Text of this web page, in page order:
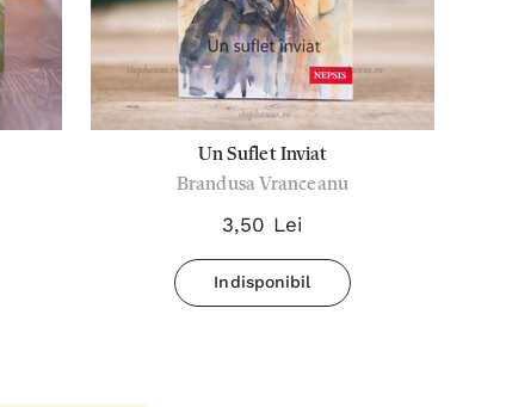
Un Suflet Inviat
Brandusa Vranceanu
3,50 Lei
Indisponibil